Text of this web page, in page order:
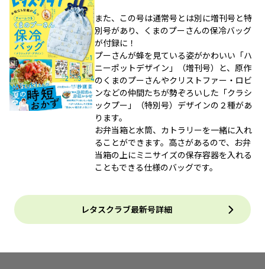
また、この号は通常号とは別に増刊号と特
別号があり、くまのプーさんの保冷バッグ
が付録に！
プーさんが蜂を見ている姿がかわいい「ハ
ニーポットデザイン」（増刊号）と、原作
のくまのプーさんやクリストファー・ロビ
ンなどの仲間たちが勢ぞろいした「クラシ
ックプー」（特別号）デザインの２種があ
ります。
お弁当箱と水筒、カトラリーを一緒に入れ
ることができます。高さがあるので、お弁
当箱の上にミニサイズの保存容器を入れる
こともできる仕様のバッグです。
レタスクラブ最新号詳細